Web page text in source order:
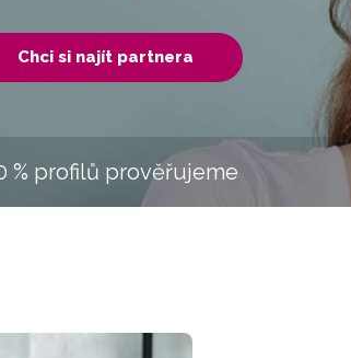
Chci si najít partnera
% profilů prověřujeme